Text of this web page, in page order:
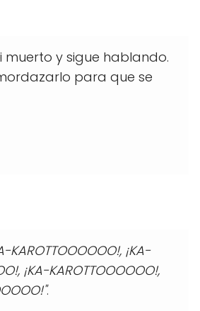
muerto y sigue hablando.
para que se
¡KA-
¡KA-KAROTTOOOOOO!,
.